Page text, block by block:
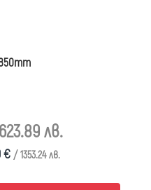
лв.
€ / 1353.24 лв.